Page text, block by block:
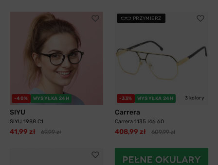
-40% WYSYŁKA 24H
SIYU
SIYU 1988 C1
41,99 zł 69,99 zł
PRZYMIERZ
-33% WYSYŁKA 24H 3 kolory
Carrera
Carrera 1135 I46 60
408,99 zł 609,99 zł